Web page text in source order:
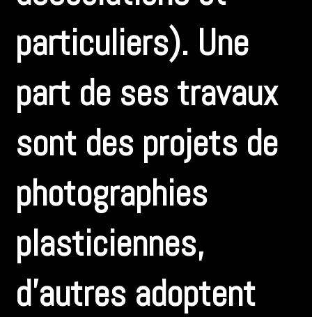
particuliers). Une
part de ses travaux
sont des projets de
photographies
plasticiennes,
d’autres adoptent